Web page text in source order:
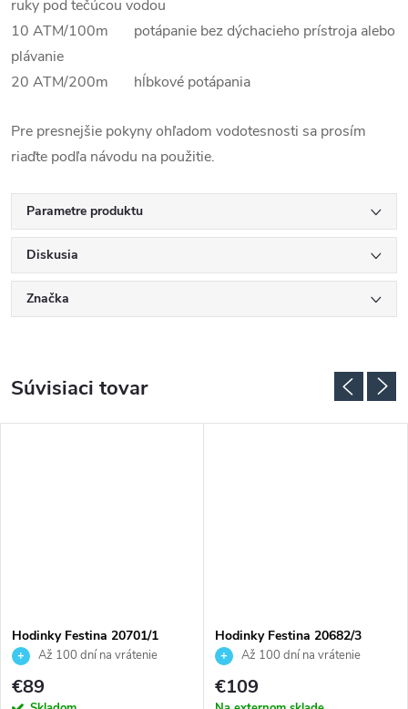
ruky pod tečúcou vodou
10 ATM/100m potápanie bez dýchacieho prístroja alebo
plávanie
20 ATM/200m hĺbkové potápania
Pre presnejšie pokyny ohľadom vodotesnosti sa prosím
riaďte podľa návodu na použitie.
Parametre produktu
Diskusia
Značka
Súvisiaci tovar
Hodinky Festina 20701/1
Až 100 dní na vrátenie
tovaru. Autorizovaný predajca.
€89
Hodinky Festina 20682/3
Až 100 dní na vrátenie
tovaru. Autorizovaný predajca.
€109